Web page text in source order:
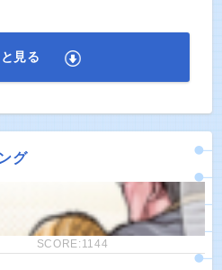
見る
グ
SCORE:1144